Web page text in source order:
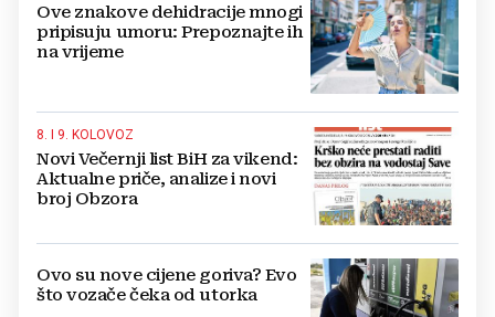
Ove znakove dehidracije mnogi
pripisuju umoru: Prepoznajte ih
na vrijeme
8. I 9. KOLOVOZ
Novi Večernji list BiH za vikend:
Aktualne priče, analize i novi
broj Obzora
Ovo su nove cijene goriva? Evo
što vozače čeka od utorka